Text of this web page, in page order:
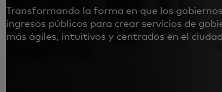
Transformando la forma en que los
ingresos públicos para crear servicios de
más ágiles, intuitivos y centrados en el